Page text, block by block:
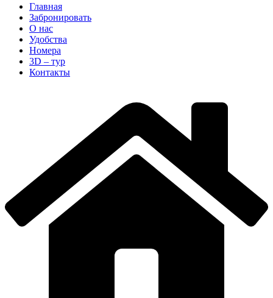
Главная
Забронировать
О нас
Удобства
Номера
3D – тур
Контакты